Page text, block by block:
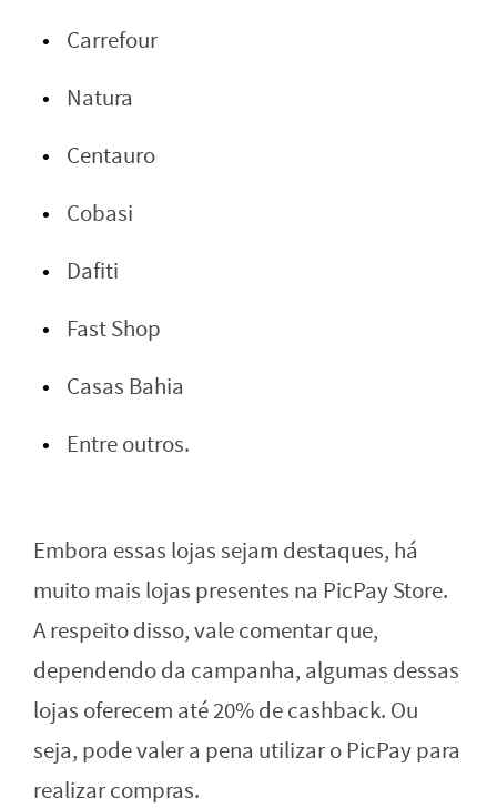
Carrefour
Natura
Centauro
Cobasi
Dafiti
Fast Shop
Casas Bahia
Entre outros.
Embora essas lojas sejam destaques, há
muito mais lojas presentes na PicPay Store.
A respeito disso, vale comentar que,
dependendo da campanha, algumas dessas
lojas oferecem até 20% de cashback. Ou
seja, pode valer a pena utilizar o PicPay para
realizar compras.